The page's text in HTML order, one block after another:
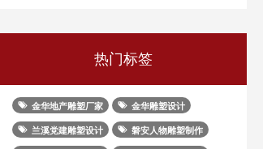
热门标签
金华地产雕塑厂家 金华雕塑设计
兰溪党建雕塑设计 磐安人物雕塑制作